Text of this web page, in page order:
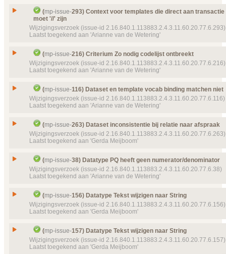
Doel van verwijzing ontbreekt mp-template-9039
Details
Klik hier voor alle issuedetails
Gesloten, toegekend
Prioriteit
Labels
(P907) Publicatie 9.0.7
9062
Details
Klik hier voor alle issuedetails
Issue
Context id="**" veronderstelt templateId
Wijzigingsverzoek
Prioriteit
normaal
Object(en)
Doel van verwijzing ontbreekt mp-template- 9060
Behandeleffect
9053
BodyHeight
Doel van verwijzing ontbreekt mp-template- 9052
BodyWeight
9036
ReasonForChange
Details
Klik hier voor alle issuedetails
(mp-issue-293) Context voor templates die direct aan transactie
moet '//' zijn
Wijzigingsverzoek (issue-id 2.16.840.1.113883.2.4.3.11.60.20.77.6.293)
Laatst toegekend aan 'Arianne van de Wetering'
Issue
Context voor templates die direct aan transactie
moet '//' zijn
mp-issue-293
Status
Gesloten, toegekend
Prioriteit
normaal
9140
Doel van verwijzing ontbreekt mp-template- 9138
11:14:13) MPCDASturenGebruik
9146
Template MP CDA Doc Voorstel
template-9144 (2016‑07‑15 11:38:47)
9133
Template MP CDA Doc Voorstel
template-9142 (2016‑07‑15 11:33:11)
9137
Details
Klik hier voor alle issuedetails
(mp-issue-216) Criterium Zo nodig codelijst ontbreekt
Wijzigingsverzoek (issue-id 2.16.840.1.113883.2.4.3.11.60.20.77.6.216)
Laatst toegekend aan 'Arianne van de Wetering'
Issue
Criterium Zo nodig codelijst ontbreekt
mp-issue-216
Wijzigingsverzoek
Gesloten, toegekend
Prioriteit
normaal
Object(en)
Doel van verwijzing ontbreekt
Doel van verwijzing ontbreekt mp-template-9149
13:43:40) MPCDADosering
Waardelijstmp-valueset-35 (2017‑05‑09 10:39:08)
(mp-issue-116) Dataset en template vocab binding matchen niet
Wijzigingsverzoek (issue-id 2.16.840.1.113883.2.4.3.11.60.20.77.6.116)
Laatst toegekend aan 'Arianne van de Wetering'
Issue
Dataset en template vocab binding matchen niet
mp-issue-116
Wijzigingsverzoek
Gesloten, toegekend
Prioriteit
normaal
Object(en)
Doel van verwijzing ontbreekt
Details
Klik hier voor alle issuedetails
(mp-issue-263) Dataset inconsistentie bij relatie naar afspraak
Wijzigingsverzoek (issue-id 2.16.840.1.113883.2.4.3.11.60.20.77.6.263)
Laatst toegekend aan 'Gerda Meijboom'
Issue
Dataset inconsistentie bij relatie naar afspraak
mp-issue-263
Wijzigingsverzoek
Gesloten, toegekend
Prioriteit
normaal
Object(en)
Doel van verwijzing ontbreekt
22402 (2016‑03‑30 14:31:37) Gerelateerde
Details
Klik hier voor alle issuedetails
(mp-issue-38) Datatype PQ heeft geen numerator/denominator
Wijzigingsverzoek (issue-id 2.16.840.1.113883.2.4.3.11.60.20.77.6.38)
Laatst toegekend aan 'Arianne van de Wetering'
Issue
Datatype PQ heeft geen numerator/denominator
mp-issue-38
Wijzigingsverzoek
Gesloten, toegekend
Prioriteit
normaal
Object(en)
Doel van verwijzing ontbreekt
(mp-issue-156) Datatype Tekst wijzigen naar String
Wijzigingsverzoek (issue-id 2.16.840.1.113883.2.4.3.11.60.20.77.6.156)
Laatst toegekend aan 'Gerda Meijboom'
Issue
Datatype Tekst wijzigen naar String
mp-issue-156
Wijzigingsverzoek
(mp-issue-157) Datatype Tekst wijzigen naar String
Wijzigingsverzoek (issue-id 2.16.840.1.113883.2.4.3.11.60.20.77.6.157)
Laatst toegekend aan 'Gerda Meijboom'